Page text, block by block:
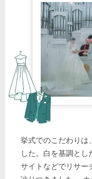
挙式でのこだわりは
した。白を基調と
サイトなどでリサー